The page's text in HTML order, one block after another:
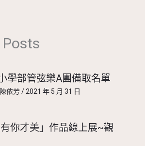
Posts
學部管弦樂A團備取名單
陳依芳/2021 年 5 月 31 日
你才美」作品線上展~觀